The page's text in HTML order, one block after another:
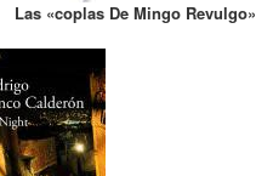
Las «coplas De Mingo Revulgo»